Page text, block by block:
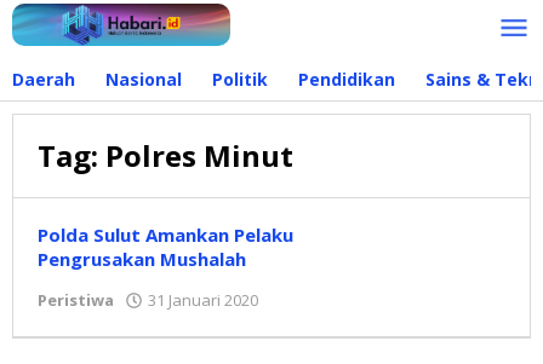
Lewati
ke
Daerah Nasional Politik Pendidikan Sains &
Tag: Polres Minut
Polda Sulut Amankan Pelaku
Pengrusakan Mushalah
Peristiwa 31 Januari 2020